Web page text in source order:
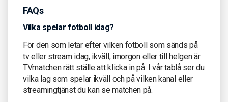
FAQs
Vilka spelar fotboll idag?
För den som letar efter vilken fotboll som sänds på
tv eller stream idag, ikväll, imorgon eller till helgen är
TVmatchen rätt ställe att klicka in på. I vår tablå ser du
vilka lag som spelar ikväll och på vilken kanal eller
streamingtjänst du kan se matchen på.